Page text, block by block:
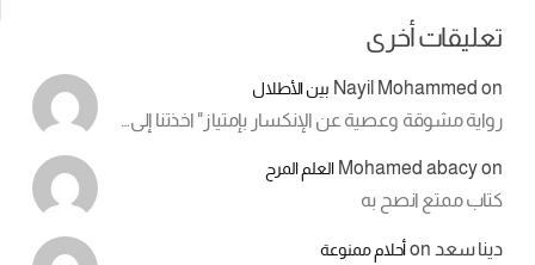
Nayil بين الأطلال
عن الإنكسار بإمتياز" اخذتنا إلى…
العلم المرح
به
أحلام ممنوعة